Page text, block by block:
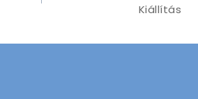
Kiállítás